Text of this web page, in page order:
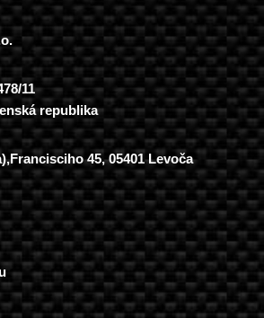
11
republika
45, 05401 Levoča